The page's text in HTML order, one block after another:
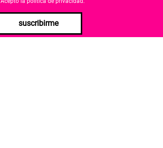
suscribirme